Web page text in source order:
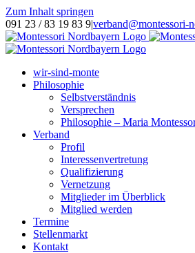
Zum Inhalt springen
091 23 / 83 19 83 9|verband@montessori-
wir-sind-monte
Philosophie
Selbstverständnis
Versprechen
Philosophie – Maria
Verband
Profil
Interessenvertretung
Qualifizierung
Vernetzung
Mitglieder im Überblick
Mitglied werden
Termine
Stellenmarkt
Kontakt